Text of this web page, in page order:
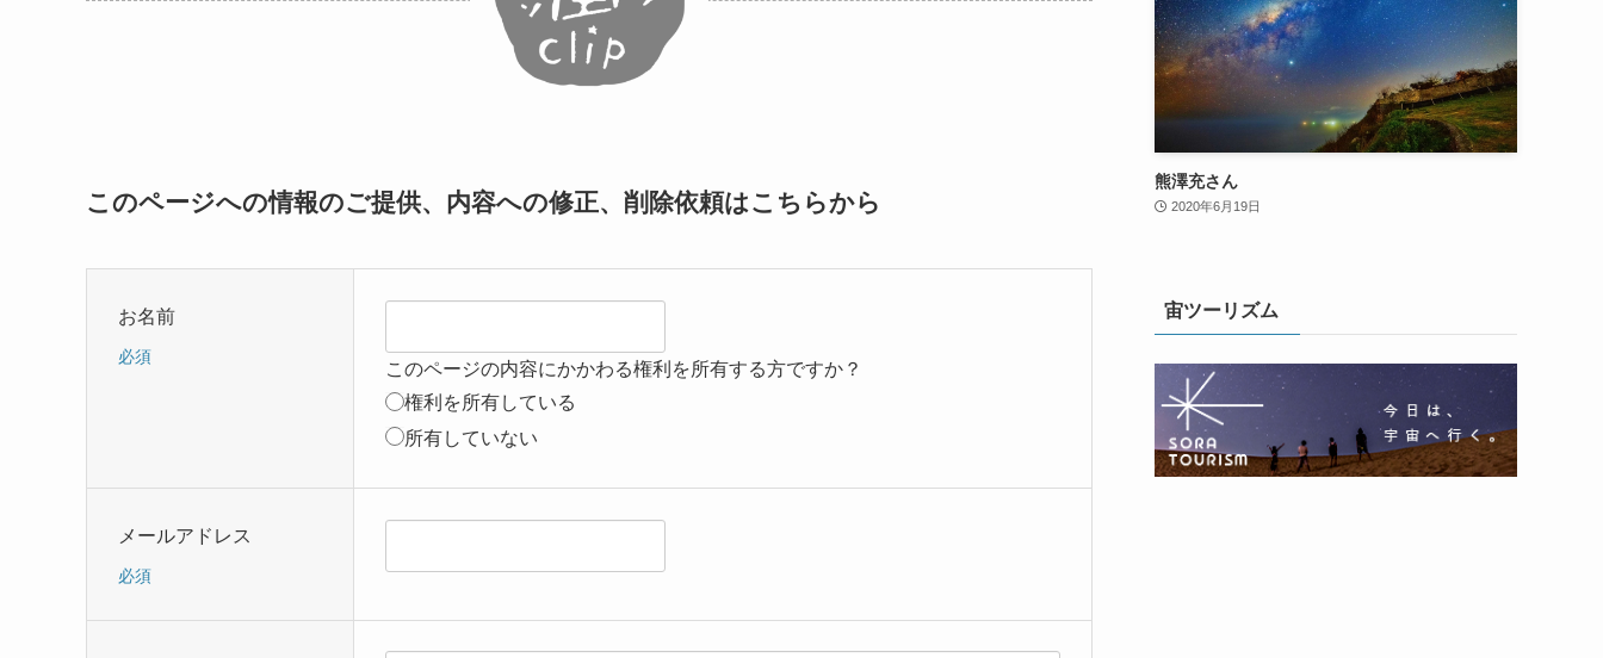
このページへの情報のご提供、内容への修正、削除依頼はこちらから
お名前
必須
このページの内容にかかわる権利を所有する方ですか？
権利を所有している
所有していない
メールアドレス
必須
熊澤充さん
2020年6月19日
宙ツーリズム